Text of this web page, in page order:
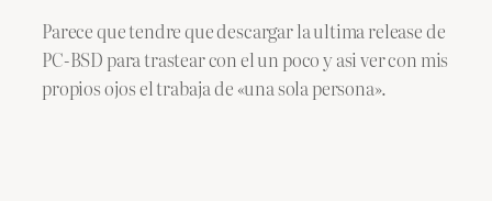
Parece que tendre que descargar la ultima release de
PC-BSD para trastear con el un poco y asi ver con mis
propios ojos el trabaja de «una sola persona».